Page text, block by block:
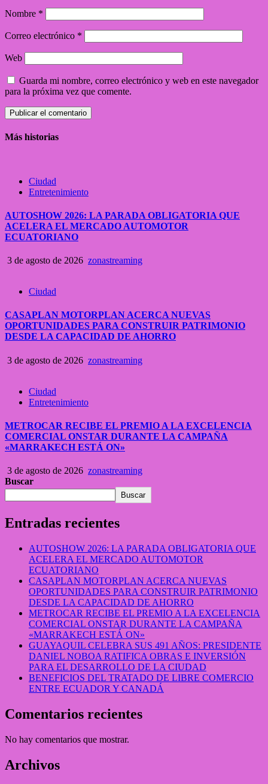
Nombre *
Correo electrónico *
Web
Guarda mi nombre, correo electrónico y web en este navegador
para la próxima vez que comente.
Más historias
Ciudad
Entretenimiento
AUTOSHOW 2026: LA PARADA OBLIGATORIA QUE
ACELERA EL MERCADO AUTOMOTOR
ECUATORIANO
3 de agosto de 2026 zonastreaming
Ciudad
CASAPLAN MOTORPLAN ACERCA NUEVAS
OPORTUNIDADES PARA CONSTRUIR PATRIMONIO
DESDE LA CAPACIDAD DE AHORRO
3 de agosto de 2026 zonastreaming
Ciudad
Entretenimiento
METROCAR RECIBE EL PREMIO A LA EXCELENCIA
COMERCIAL ONSTAR DURANTE LA CAMPAÑA
«MARRAKECH ESTÁ ON»
3 de agosto de 2026 zonastreaming
Buscar
Buscar
Entradas recientes
AUTOSHOW 2026: LA PARADA OBLIGATORIA QUE
ACELERA EL MERCADO AUTOMOTOR
ECUATORIANO
CASAPLAN MOTORPLAN ACERCA NUEVAS
OPORTUNIDADES PARA CONSTRUIR PATRIMONIO
DESDE LA CAPACIDAD DE AHORRO
METROCAR RECIBE EL PREMIO A LA EXCELENCIA
COMERCIAL ONSTAR DURANTE LA CAMPAÑA
«MARRAKECH ESTÁ ON»
GUAYAQUIL CELEBRA SUS 491 AÑOS: PRESIDENTE
DANIEL NOBOA RATIFICA OBRAS E INVERSIÓN
PARA EL DESARROLLO DE LA CIUDAD
BENEFICIOS DEL TRATADO DE LIBRE COMERCIO
ENTRE ECUADOR Y CANADÁ
Comentarios recientes
No hay comentarios que mostrar.
Archivos